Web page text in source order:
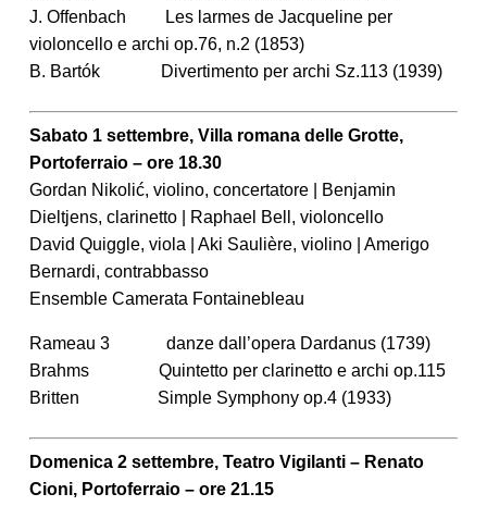
J. Offenbach Les larmes de Jacqueline per
violoncello e archi op.76, n.2 (1853)
B. Bartók Divertimento per archi Sz.113 (1939)
Sabato 1 settembre, Villa romana delle Grotte,
Portoferraio – ore 18.30
Gordan Nikolić, violino, concertatore | Benjamin
Dieltjens, clarinetto | Raphael Bell, violoncello
David Quiggle, viola | Aki Saulière, violino | Amerigo
Bernardi, contrabbasso
Ensemble Camerata Fontainebleau
Rameau 3 danze dall’opera Dardanus (1739)
Brahms Quintetto per clarinetto e archi op.115
Britten Simple Symphony op.4 (1933)
Domenica 2 settembre, Teatro Vigilanti – Renato
Cioni, Portoferraio – ore 21.15